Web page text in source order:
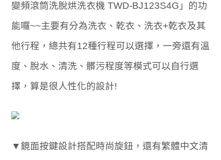
變頻滾筒洗脫烘洗衣機 TWD-BJ123S4G」的功
能囉~~主要有分為洗衣、乾衣、洗衣+乾衣及其
他行程，總共有12種行程可以選擇，一旁還有溫
度、脫水、清洗、髒污程度等模式可以自行選
擇，算是很人性化的設計!
▼鏡面按鍵設計搭配時尚旋鈕，還有繁體中文清